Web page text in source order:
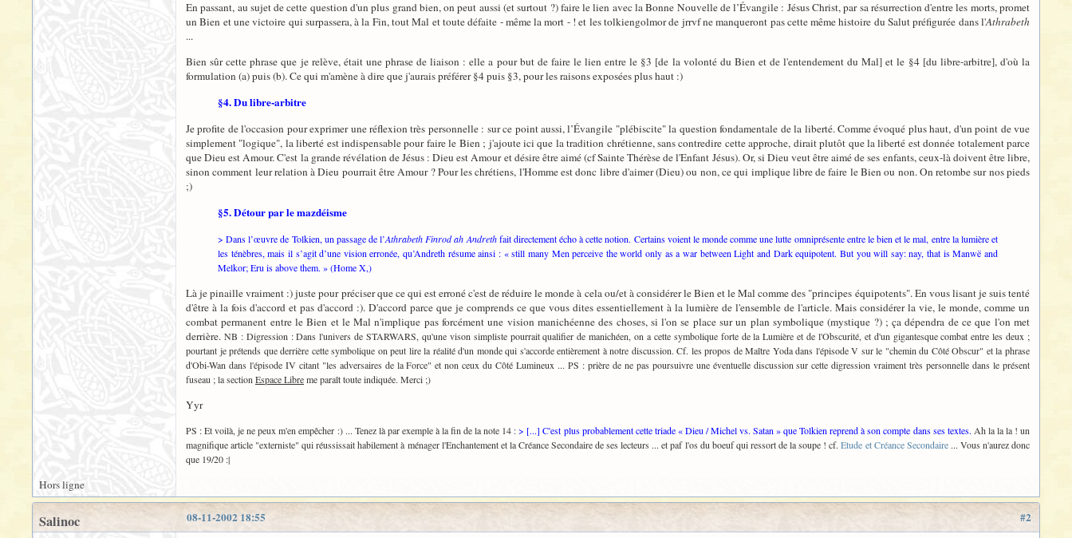
En passant, au sujet de cette question d'un plus grand bien, on peut aussi (et surtout ?) faire le lien avec la Bonne Nouvelle de l’Évangile : Jésus Christ, par sa résurrection d'entre les morts, promet
un Bien et une victoire qui surpassera, à la Fin, tout Mal et toute défaite - même la mort - ! et les tolkiengolmor de jrrvf ne manqueront pas cette même histoire du Salut préfigurée dans l'Athrabeth
...
Bien sûr cette phrase que je relève, était une phrase de liaison : elle a pour but de faire le lien entre le §3 [de la volonté du Bien et de l'entendement du Mal] et le §4 [du libre-arbitre], d'où la
formulation (a) puis (b). Ce qui m'amène à dire que j'aurais préférer §4 puis §3, pour les raisons exposées plus haut :)
§4. Du libre-arbitre
Je profite de l'occasion pour exprimer une réflexion très personnelle : sur ce point aussi, l’Évangile "plébiscite" la question fondamentale de la liberté. Comme évoqué plus haut, d'un point de vue
simplement "logique", la liberté est indispensable pour faire le Bien ; j'ajoute ici que la tradition chrétienne, sans contredire cette approche, dirait plutôt que la liberté est donnée totalement parce
que Dieu est Amour. C'est la grande révélation de Jésus : Dieu est Amour et désire être aimé (cf Sainte Thérèse de l'Enfant Jésus). Or, si Dieu veut être aimé de ses enfants, ceux-là doivent être libre,
sinon comment leur relation à Dieu pourrait être Amour ? Pour les chrétiens, l'Homme est donc libre d'aimer (Dieu) ou non, ce qui implique libre de faire le Bien ou non. On retombe sur nos pieds
;)
§5. Détour par le mazdéisme
> Dans l’œuvre de Tolkien, un passage de l’Athrabeth Finrod ah Andrethfait directement écho à cette notion. Certains voient le monde comme une lutte omniprésente entre le bien et le mal, entre la lumière et
les ténèbres, mais il s’agit d’une vision erronée, qu’Andreth résume ainsi : « still many Men perceive the world only as a war between Light and Dark equipotent. But you will say: nay, that is Manwë and
Melkor; Eru is above them. » (Home X,)
Là je pinaille vraiment :) juste pour préciser que ce qui est erroné c'est de réduire le monde à cela ou/et à considérer le Bien et le Mal comme des "principes équipotents". En vous lisant je suis tenté
d'être à la fois d'accord et pas d'accord :). D'accord parce que je comprends ce que vous dites essentiellement à la lumière de l'ensemble de l'article. Mais considérer la vie, le monde, comme un
combat permanent entre le Bien et le Mal n'implique pas forcément une vision manichéenne des choses, si l'on se place sur un plan symbolique (mystique ?) ; ça dépendra de ce que l'on met
derrière. NB : Digression : Dans l'univers de STARWARS, qu'une vison simpliste pourrait qualifier de manichéen, on a cette symbolique forte de la Lumière et de l'Obscurité, et d'un gigantesque combat entre les deux ;
pourtant je prétends que derrière cette symbolique on peut lire la réalité d'un monde qui s'accorde entièrement à notre discussion. Cf. les propos de Maître Yoda dans l'épisode V sur le "chemin du Côté Obscur" et la phrase
d'Obi-Wan dans l'épisode IV citant "les adversaires de la Force" et non ceux du Côté Lumineux ... PS : prière de ne pas poursuivre une éventuelle discussion sur cette digression vraiment très personnelle dans le présent
fuseau ; la section Espace Libreme paraît toute indiquée. Merci ;)
Yyr
PS : Et voilà, je ne peux m'en empêcher :) ... Tenez là par exemple à la fin de la note 14 :> [...] C'est plus probablement cette triade « Dieu / Michel vs. Satan » que Tolkien reprend à son compte dans ses textes. Ah la la la ! un
magnifique article "externiste" qui réussissait habilement à ménager l'Enchantement et la Créance Secondaire de ses lecteurs ... et paf l'os du boeuf qui ressort de la soupe ! cf.Etude et Créance Secondaire... Vous n'aurez donc
que 19/20 :|
Hors ligne
#2
08-11-2002 18:55
Salinoc